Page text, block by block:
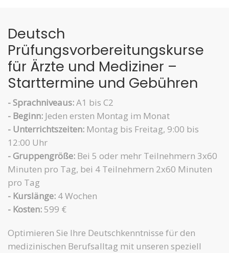
Deutsch
Prüfungsvorbereitungskurse
für Ärzte und Mediziner –
Starttermine und Gebühren
- Sprachniveaus:A1 bis C2
- Beginn: Jeden ersten Montag im Monat
- Unterrichtszeiten: Montag bis Freitag, 9:00 bis
12:00 Uhr
- Gruppengröße: Bei 5 oder mehr Teilnehmern 3x60
Minuten pro Tag, bei 4 Teilnehmern 2x60 Minuten
pro Tag
- Kurslänge: 4 Wochen
- Kosten: 599 €
Optimieren Sie Ihre Deutschkenntnisse für den
medizinischen Berufsalltag mit unseren speziell